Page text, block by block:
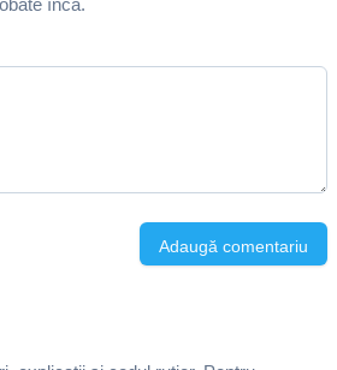
încă.
Adaugă comentariu